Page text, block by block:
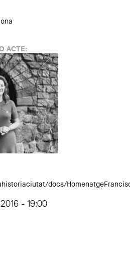
ACTE:
docs/
- 19:00